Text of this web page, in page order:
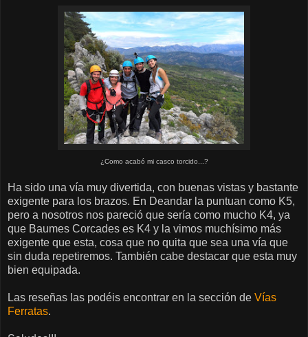
¿Como acabó mi casco torcido...?
Ha sido una vía muy divertida, con buenas vistas y bastante
exigente para los brazos. En Deandar la puntuan como K5,
pero a nosotros nos pareció que sería como mucho K4, ya
que Baumes Corcades es K4 y la vimos muchísimo más
exigente que esta, cosa que no quita que sea una vía que
sin duda repetiremos. También cabe destacar que esta muy
bien equipada.
Las reseñas las podéis encontrar en la sección de Vías
Ferratas.